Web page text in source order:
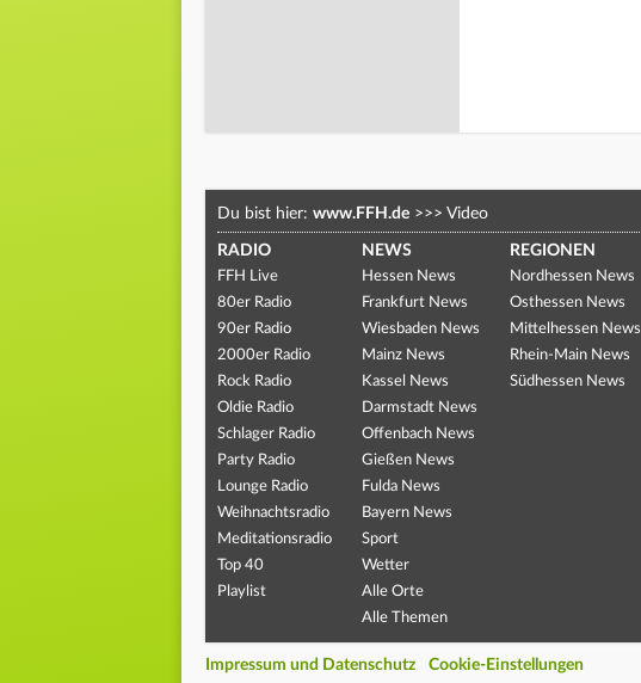
Du bist hier: www.FFH.de >>> Video
RADIO
FFH Live
80er Radio
90er Radio
2000er Radio
Rock Radio
Oldie Radio
Schlager Radio
Party Radio
Lounge Radio
Weihnachtsradio
Meditationsradio
Top 40
Playlist
NEWS
Hessen News
Frankfurt News
Wiesbaden News
Mainz News
Kassel News
Darmstadt News
Offenbach News
Gießen News
Fulda News
Bayern News
Sport
Wetter
Alle Orte
Alle Themen
REGIONEN
Nordhessen News
Osthessen News
Mittelhessen News
Rhein-Main News
Südhessen News
Impressum und Datenschutz Cookie-Einstellungen